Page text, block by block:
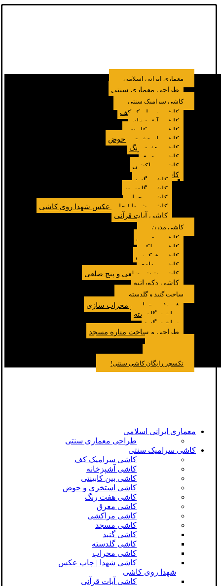
معماری ایرانی اسلامی
طراحی معماری سنتی
کاشی سرامیک سنتی
کاشی سرامیک کف
کاشی آشپزخانه
کاشی بین کابینتی
کاشی استخری و حوض
کاشی هفت رنگ
کاشی معرق
کاشی مراکشی
کاشی مسجد
کاشی گنبد
کاشی گلدسته
کاشی محراب
کاشی شهدا | چاپ عکس شهدا روی کاشی
کاشی آیات قرآنی
کاشی مدرن
کاشی مترویی
کاشی پولکی
کاشی فیکوس
کاشی مدادی
کاشی شش ضلعی و پنج ضلعی
کاشی دکوراتیو
ساخت گنبد و گلدسته
فروش محراب و محراب سازی
ساخت گلدسته
ساخت گنبد
طراحی و ساخت مناره مسجد
تکسچر رایگان کاشی سنتی!
معماری ایرانی اسلامی
طراحی معماری سنتی
کاشی سرامیک سنتی
کاشی سرامیک کف
کاشی آشپزخانه
کاشی بین کابینتی
کاشی استخری و حوض
کاشی هفت رنگ
کاشی معرق
کاشی مراکشی
کاشی مسجد
کاشی گنبد
کاشی گلدسته
کاشی محراب
کاشی شهدا | چاپ عکس
شهدا روی کاشی
کاشی آیات قرآنی